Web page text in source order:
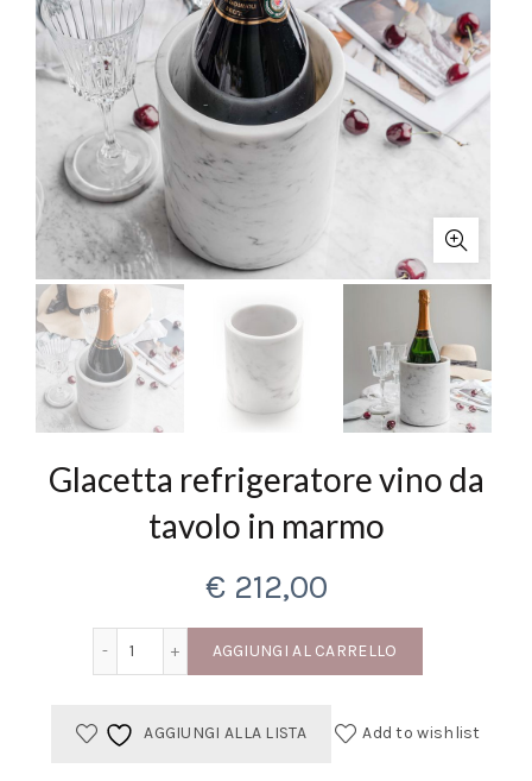
Glacetta refrigeratore vino da
tavolo in marmo
€212,00
AGGIUNGI AL CARRELLO
AGGIUNGI ALLA LISTA Add to wishlist